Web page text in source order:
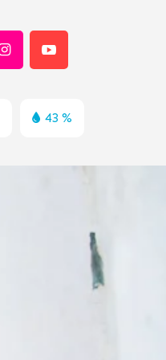
43 %